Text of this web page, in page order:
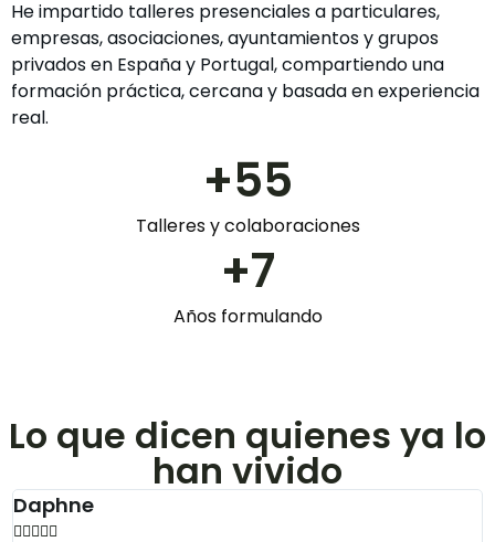
He impartido talleres presenciales a particulares,
empresas, asociaciones, ayuntamientos y grupos
privados en España y Portugal, compartiendo una
formación práctica, cercana y basada en experiencia
real.
Talleres y colaboraciones
+55
Años formulando
+7
Lo que dicen quienes ya lo
han vivido
Manuel
